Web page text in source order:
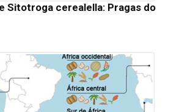
Sitotroga cerealella: Pragas do